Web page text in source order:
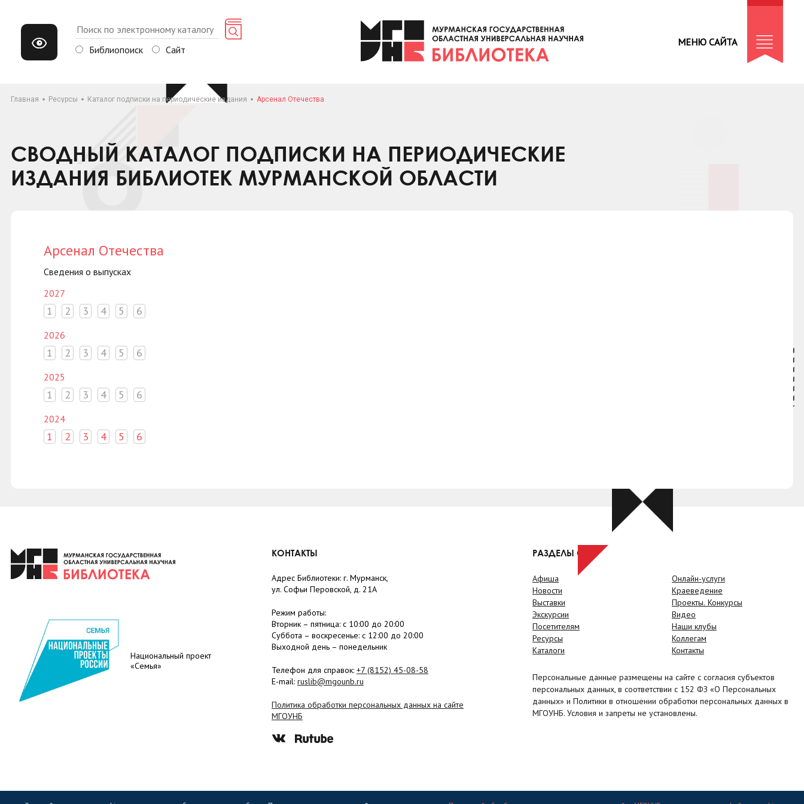
Библиопоиск Сайт
МЕНЮ САЙТА
Главная Ресурсы Каталог подписки на периодические издания Арсенал Отечества
СВОДНЫЙ КАТАЛОГ ПОДПИСКИ НА ПЕРИОДИЧЕСКИЕ
ИЗДАНИЯ БИБЛИОТЕК МУРМАНСКОЙ ОБЛАСТИ
Арсенал Отечества
Сведения о выпусках
2027
1 2 3 4 5 6
2026
1 2 3 4 5 6
2025
1 2 3 4 5 6
2024
1 2 3 4 5 6
Национальный проект
«Семья»
КОНТАКТЫ
Адрес Библиотеки: г. Мурманск,
ул. Софьи Перовской, д. 21А
Режим работы:
Вторник – пятница: с 10:00 до 20:00
Суббота – воскресенье: c 12:00 до 20:00
Выходной день – понедельник
Телефон для справок: +7 (8152) 45-08-58
E-mail: ruslib@mgounb.ru
Политика обработки персональных данных на сайте
МГОУНБ
РАЗДЕЛЫ САЙТА
Афиша
Новости
Выставки
Экскурсии
Посетителям
Ресурсы
Каталоги
Онлайн-услуги
Краеведение
Проекты. Конкурсы
Видео
Наши клубы
Коллегам
Контакты
Персональные данные размещены на сайте с согласия субъектов
персональных данных, в соответствии с 152 ФЗ «О Персональных
данных» и Политики в отношении обработки персональных данных в
МГОУНБ. Условия и запреты не установлены.